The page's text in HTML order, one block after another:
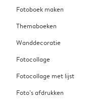
Fotoboek maken
Themaboeken
Wanddecoratie
Fotocollage
Fotocollage met lijst
Foto’s afdrukken